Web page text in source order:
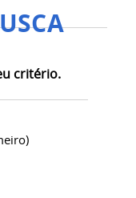
critério.